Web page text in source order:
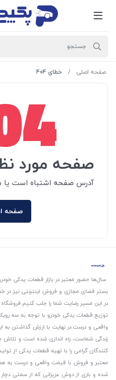
صفحه اصلی خطای 404
صفحه مورد
آدرس صفحه اشتباه است یا
صفحه
سال‌ها حضور معتبر در بازار قطعات یدکی
بستر فضای مجازی و فروش اینترنتی نیز در
در این مسیر رضایت شما را جلب کنیم.
توزیع قطعات یدکی خودرو با توجه به سه
واقعی و درست.در نهایت با ارزش گذاشتن به
زندگی شماست، راه اندازی شده است و
کنندگان گرامی را با تهیه قطعات یدکی از
معتبر و فروش با قیمت واقعی و درست به
شده و باری از دوش عزیزانی که از سمتی